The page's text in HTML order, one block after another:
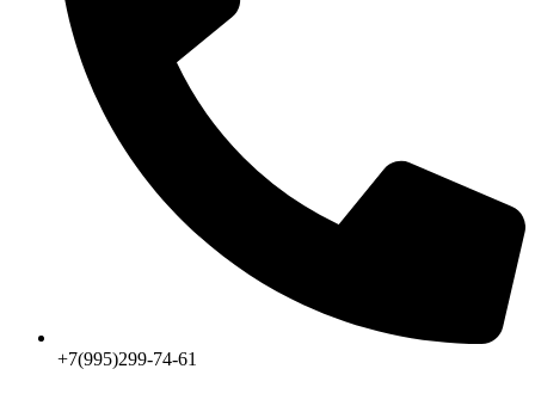
+7(995)299-74-61